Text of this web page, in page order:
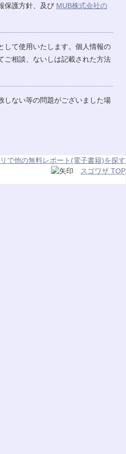
保護方針、及び MUB株式会社の
して使用いたします。個人情報の
ご相談、ないしは記載された方法
しない等の問題がございました場
で他の無料レポート(電子書籍)を探す
スゴワザ TOP